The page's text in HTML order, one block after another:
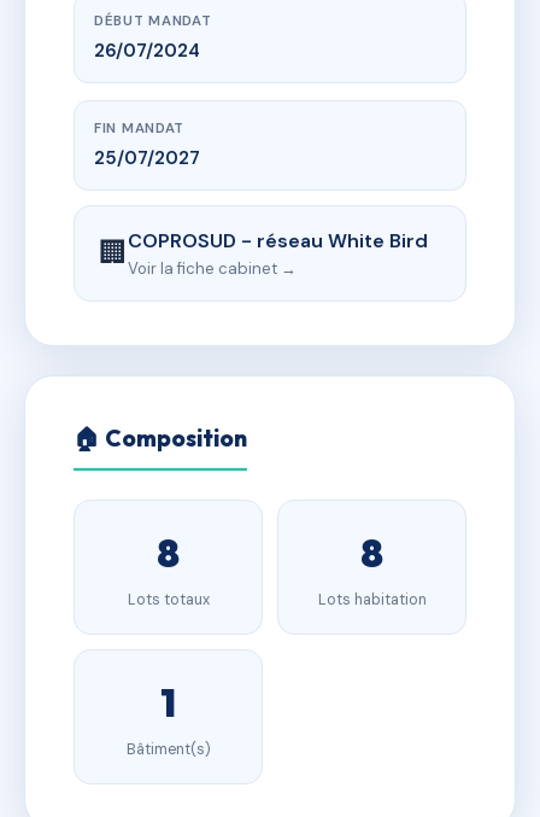
DÉBUT MANDAT
26/07/2024
FIN MANDAT
25/07/2027
🏢COPROSUD - réseau White Bird
Voir la fiche cabinet →
🏠 Composition
8
Lots totaux
8
Lots habitation
1
Bâtiment(s)